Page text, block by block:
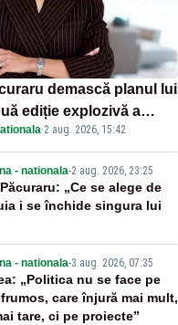
demască planul lui
ediție explozivă a
Zilei” la Realitatea
·2 aug. 2026, 15:42
- nationala-2 aug. 2026, 23:25
„Ce se alege de
i se închide singura lui
- nationala-3 aug. 2026, 07:35
„Politica nu se face pe
care înjură mai mult,
tare, ci pe proiecte”